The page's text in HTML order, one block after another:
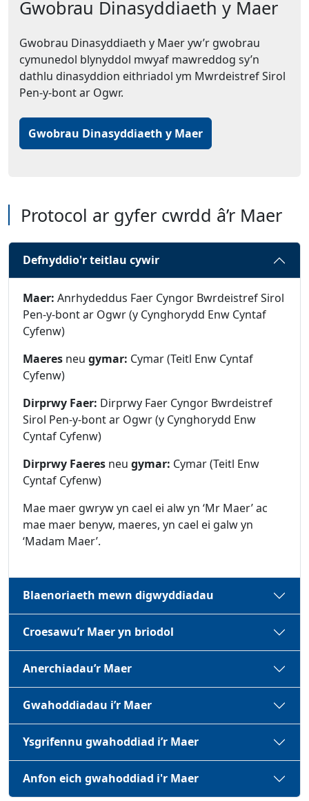
Gwobrau Dinasyddiaeth y Maer
Gwobrau Dinasyddiaeth y Maer yw’r gwobrau
cymunedol blynyddol mwyaf mawreddog sy’n
dathlu dinasyddion eithriadol ym Mwrdeistref Sirol
Pen-y-bont ar Ogwr.
Gwobrau Dinasyddiaeth y Maer
Protocol ar gyfer cwrdd â’r Maer
Defnyddio'r teitlau cywir
Maer: Anrhydeddus Faer Cyngor Bwrdeistref Sirol
Pen-y-bont ar Ogwr (y Cynghorydd Enw Cyntaf
Cyfenw)
Maeres neu gymar: Cymar (Teitl Enw Cyntaf
Cyfenw)
Dirprwy Faer: Dirprwy Faer Cyngor Bwrdeistref
Sirol Pen-y-bont ar Ogwr (y Cynghorydd Enw
Cyntaf Cyfenw)
Dirprwy Faeres neu gymar: Cymar (Teitl Enw
Cyntaf Cyfenw)
Mae maer gwryw yn cael ei alw yn ‘Mr Maer’ ac
mae maer benyw, maeres, yn cael ei galw yn
‘Madam Maer’.
Blaenoriaeth mewn digwyddiadau
Croesawu’r Maer yn briodol
Anerchiadau’r Maer
Gwahoddiadau i’r Maer
Ysgrifennu gwahoddiad i’r Maer
Anfon eich gwahoddiad i'r Maer